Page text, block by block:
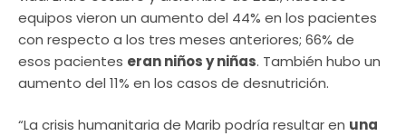
equipos vieron un aumento del 44% en los pacientes
con respecto a los tres meses anteriores; 66% de
esos pacientes eran niños y niñas. También hubo un
aumento del 11% en los casos de desnutrición.
“La crisis humanitaria de Marib podría resultar en una